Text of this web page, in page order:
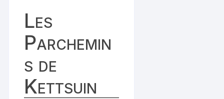
Les
Parchemin
s de
Kettsuin